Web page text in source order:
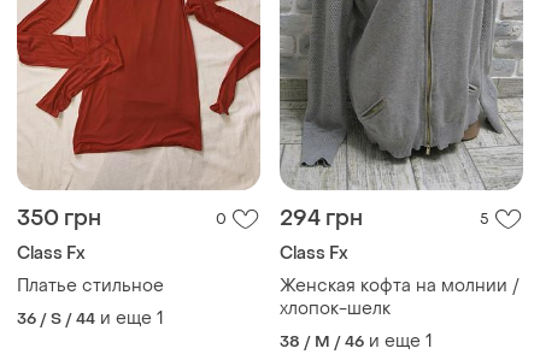
350 грн 0
Class Fx
Платье стильное
36 / S / 44 и еще 1
294 грн 5
Class Fx
Женская кофта на молнии /
хлопок-шелк
38 / M / 46 и еще 1